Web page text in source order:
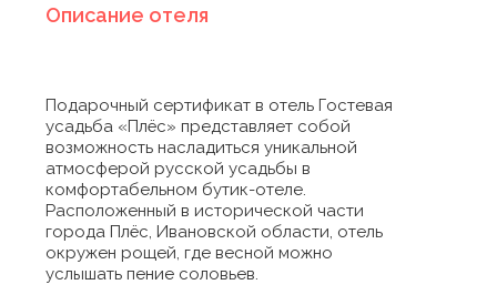
Описание отеля
Подарочный сертификат в отель Гостевая
усадьба «Плёс» представляет собой
возможность насладиться уникальной
атмосферой русской усадьбы в
комфортабельном бутик-отеле.
Расположенный в исторической части
города Плёс, Ивановской области, отель
окружен рощей, где весной можно
услышать пение соловьев.